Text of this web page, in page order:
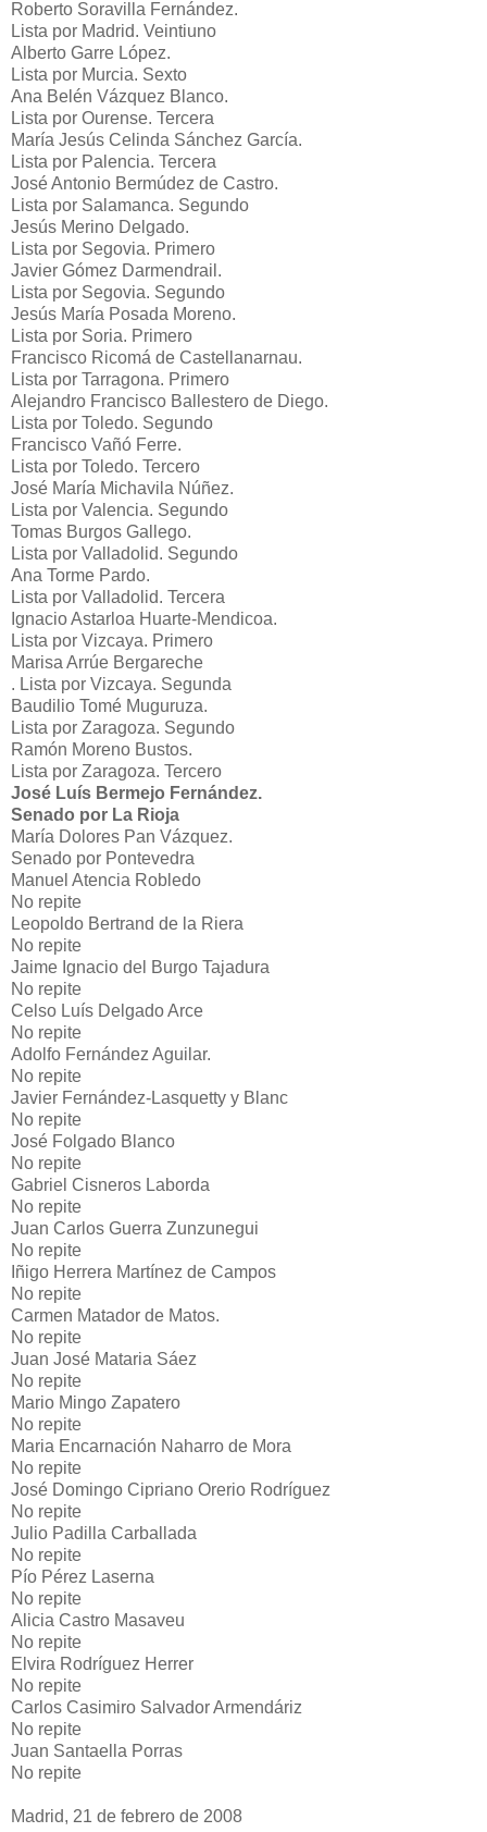
Roberto Soravilla Fernández.
Lista por Madrid. Veintiuno
Alberto Garre López.
Lista por Murcia. Sexto
Ana Belén Vázquez Blanco.
Lista por Ourense. Tercera
María Jesús Celinda Sánchez García.
Lista por Palencia. Tercera
José Antonio Bermúdez de Castro.
Lista por Salamanca. Segundo
Jesús Merino Delgado.
Lista por Segovia. Primero
Javier Gómez Darmendrail.
Lista por Segovia. Segundo
Jesús María Posada Moreno.
Lista por Soria. Primero
Francisco Ricomá de Castellanarnau.
Lista por Tarragona. Primero
Alejandro Francisco Ballestero de Diego.
Lista por Toledo. Segundo
Francisco Vañó Ferre.
Lista por Toledo. Tercero
José María Michavila Núñez.
Lista por Valencia. Segundo
Tomas Burgos Gallego.
Lista por Valladolid. Segundo
Ana Torme Pardo.
Lista por Valladolid. Tercera
Ignacio Astarloa Huarte-Mendicoa.
Lista por Vizcaya. Primero
Marisa Arrúe Bergareche
. Lista por Vizcaya. Segunda
Baudilio Tomé Muguruza.
Lista por Zaragoza. Segundo
Ramón Moreno Bustos.
Lista por Zaragoza. Tercero
José Luís Bermejo Fernández.
Senado por La Rioja
María Dolores Pan Vázquez.
Senado por Pontevedra
Manuel Atencia Robledo
No repite
Leopoldo Bertrand de la Riera
No repite
Jaime Ignacio del Burgo Tajadura
No repite
Celso Luís Delgado Arce
No repite
Adolfo Fernández Aguilar.
No repite
Javier Fernández-Lasquetty y Blanc
No repite
José Folgado Blanco
No repite
Gabriel Cisneros Laborda
No repite
Juan Carlos Guerra Zunzunegui
No repite
Iñigo Herrera Martínez de Campos
No repite
Carmen Matador de Matos.
No repite
Juan José Mataria Sáez
No repite
Mario Mingo Zapatero
No repite
Maria Encarnación Naharro de Mora
No repite
José Domingo Cipriano Orerio Rodríguez
No repite
Julio Padilla Carballada
No repite
Pío Pérez Laserna
No repite
Alicia Castro Masaveu
No repite
Elvira Rodríguez Herrer
No repite
Carlos Casimiro Salvador Armendáriz
No repite
Juan Santaella Porras
No repite
Madrid, 21 de febrero de 2008